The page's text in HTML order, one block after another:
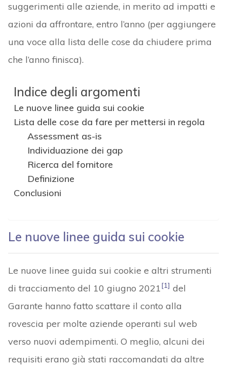
suggerimenti alle aziende, in merito ad impatti e
azioni da affrontare, entro l’anno (per aggiungere
una voce alla lista delle cose da chiudere prima
che l’anno finisca).
Indice degli argomenti
Le nuove linee guida sui cookie
Lista delle cose da fare per mettersi in regola
Assessment as-is
Individuazione dei gap
Ricerca del fornitore
Definizione
Conclusioni
Le nuove linee guida sui cookie
Le nuove linee guida sui cookie e altri strumenti
di tracciamento del 10 giugno 2021[1] del
Garante hanno fatto scattare il conto alla
rovescia per molte aziende operanti sul web
verso nuovi adempimenti. O meglio, alcuni dei
requisiti erano già stati raccomandati da altre